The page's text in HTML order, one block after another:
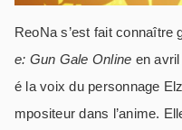
ReoNa s’est fait connaître
e: Gun Gale Online en
é la voix du personnage
mpositeur dans l’anime.